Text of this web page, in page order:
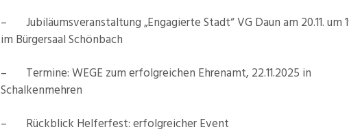
– Jubiläumsveranstaltung „Engagierte Stadt“ VG Daun am 20.11. um
im Bürgersaal Schönbach
– Termine: WEGE zum erfolgreichen Ehrenamt, 22.11.2025 in
Schalkenmehren
– Rückblick Helferfest: erfolgreicher Event